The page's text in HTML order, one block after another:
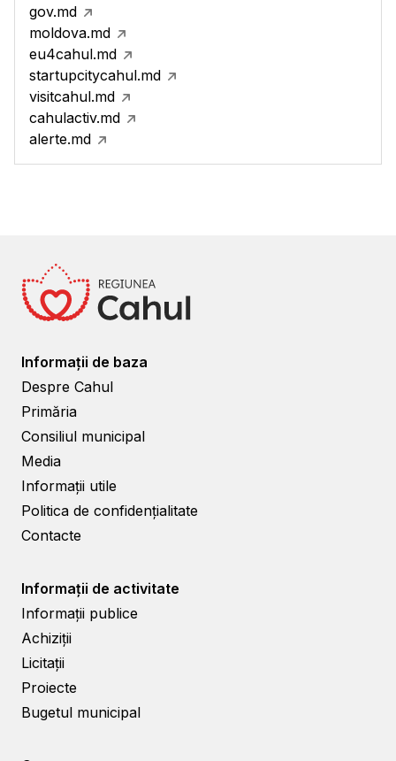
gov.md
moldova.md
eu4cahul.md
startupcitycahul.md
visitcahul.md
cahulactiv.md
alerte.md
Informații de baza
Despre Cahul
Primăria
Consiliul municipal
Media
Informații utile
Politica de confidențialitate
Contacte
Informații de activitate
Informații publice
Achiziții
Licitații
Proiecte
Bugetul municipal